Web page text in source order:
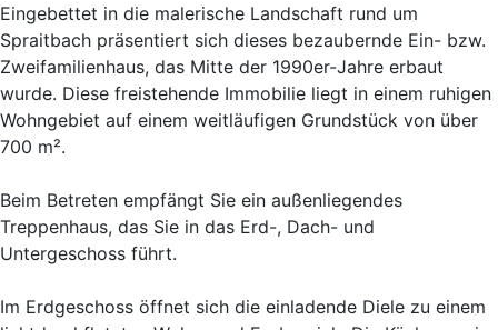
Eingebettet in die malerische Landschaft rund um
Spraitbach präsentiert sich dieses bezaubernde Ein- bzw.
Zweifamilienhaus, das Mitte der 1990er-Jahre erbaut
wurde. Diese freistehende Immobilie liegt in einem ruhigen
Wohngebiet auf einem weitläufigen Grundstück von über
700 m².
Beim Betreten empfängt Sie ein außenliegendes
Treppenhaus, das Sie in das Erd-, Dach- und
Untergeschoss führt.
Im Erdgeschoss öffnet sich die einladende Diele zu einem